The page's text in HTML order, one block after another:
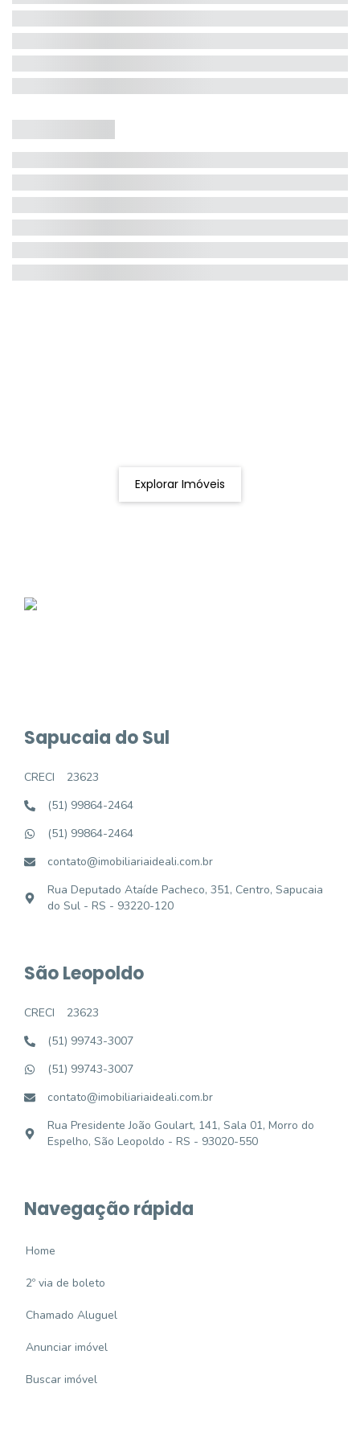
Explorar Imóveis
Sapucaia do Sul
CRECI
23623
(51) 99864-2464
(51) 99864-2464
contato@imobiliariaideali.com.br
Rua Deputado Ataíde Pacheco, 351, Centro, Sapucaia
do Sul - RS - 93220-120
São Leopoldo
CRECI
23623
(51) 99743-3007
(51) 99743-3007
contato@imobiliariaideali.com.br
Rua Presidente João Goulart, 141, Sala 01, Morro do
Espelho, São Leopoldo - RS - 93020-550
Navegação rápida
Home
2º via de boleto
Chamado Aluguel
Anunciar imóvel
Buscar imóvel